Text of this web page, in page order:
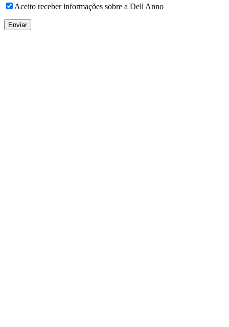
Aceito receber informações sobre a Dell Anno